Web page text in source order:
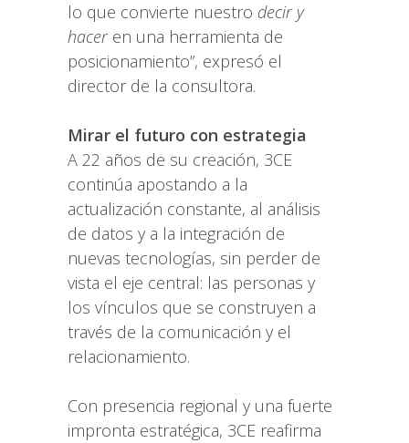
lo que convierte nuestro decir y
haceren una herramienta de
posicionamiento”, expresó el
director de la consultora.
Mirar el futuro con estrategia
A 22 años de su creación, 3CE
continúa apostando a la
actualización constante, al análisis
de datos y a la integración de
nuevas tecnologías, sin perder de
vista el eje central: las personas y
los vínculos que se construyen a
través de la comunicación y el
relacionamiento.
Con presencia regional y una fuerte
impronta estratégica, 3CE reafirma